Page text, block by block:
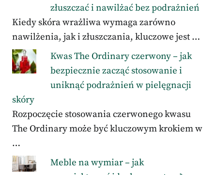
złuszczać i nawilżać bez podrażnień
Kiedy skóra wrażliwa wymaga zarówno
nawilżenia, jak i złuszczania, kluczowe jest …
Kwas The Ordinary czerwony – jak
bezpiecznie zacząć stosowanie i
uniknąć podrażnień w pielęgnacji
skóry
Rozpoczęcie stosowania czerwonego kwasu
The Ordinary może być kluczowym krokiem w
…
Meble na wymiar – jak